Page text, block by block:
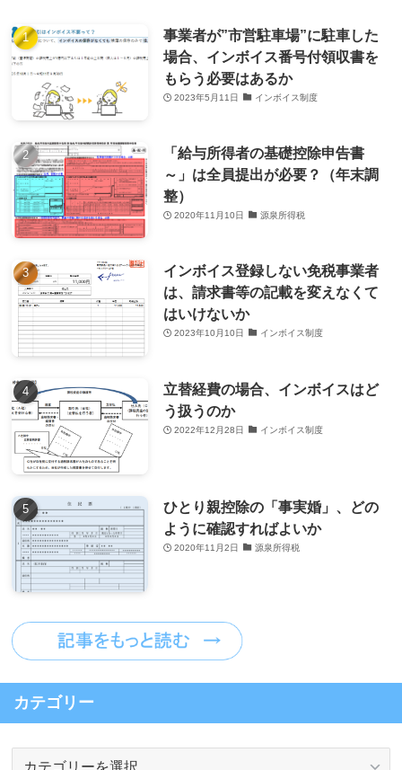
事業者が”市営駐車場”に駐車した
場合、インボイス番号付領収書を
もらう必要はあるか
2023年5月11日 インボイス制度
「給与所得者の基礎控除申告書
～」は全員提出が必要？（年末調
整）
2020年11月10日 源泉所得税
インボイス登録しない免税事業者
は、請求書等の記載を変えなくて
はいけないか
2023年10月10日 インボイス制度
立替経費の場合、インボイスはど
う扱うのか
2022年12月28日 インボイス制度
ひとり親控除の「事実婚」、どの
ように確認すればよいか
2020年11月2日 源泉所得税
カテゴリー